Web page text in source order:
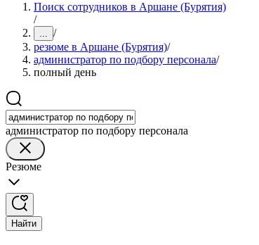
Поиск сотрудников в Аршане (Бурятия)
/
... /
резюме в Аршане (Бурятия)/
администратор по подбору персонала/
полный день
администратор по подбору персонала
Резюме
Найти